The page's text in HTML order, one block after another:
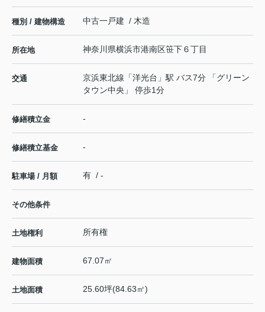
種別 / 建物構造 中古一戸建 / 木造
所在地 神奈川県横浜市港南区笹下６丁目
交通 京浜東北線 「洋光台 」駅 バス7分 「グリーン
タウン中央」 停歩1分
修繕積立金 -
修繕積立基金 -
駐車場 / 月額 有 / -
その他条件
土地権利 所有権
建物面積 67.07㎡
土地面積 25.60坪(84.63㎡)